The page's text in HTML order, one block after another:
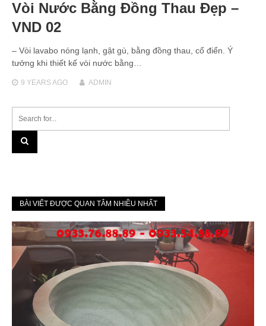
Vòi Nước Bằng Đồng Thau Đẹp –
VND 02
– Vòi lavabo nóng lạnh, gật gù, bằng đồng thau, cổ điển. Ý
tưởng khi thiết kế vòi nước bằng…
9 YEARSAGO ADMIN
BÀI VIẾT ĐƯỢC QUAN TÂM NHIỀU NHẤT